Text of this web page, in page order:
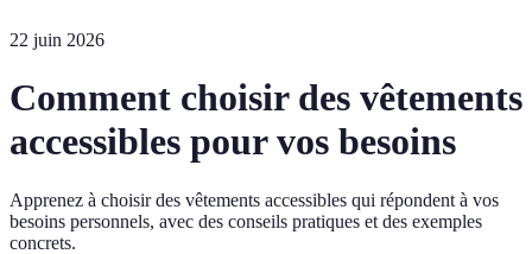
22 juin 2026
Comment choisir des vêtements
accessibles pour vos besoins
Apprenez à choisir des vêtements accessibles qui répondent à vos
besoins personnels, avec des conseils pratiques et des exemples
concrets.